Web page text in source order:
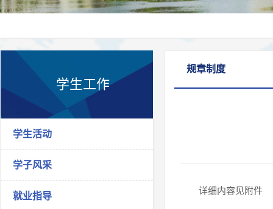
学生工作
学生活动
学子风采
就业指导
规章制度
详细内容见附件